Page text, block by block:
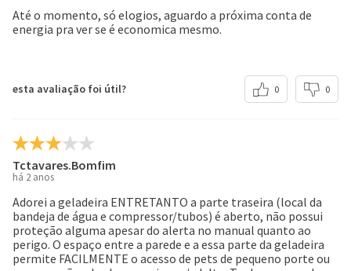
Até o momento, só elogios, aguardo a próxima conta de
energia pra ver se é economica mesmo.
esta avaliação foi útil? 0 0
Tctavares.Bomfim
há 2 anos
Adorei a geladeira ENTRETANTO a parte traseira (local da
bandeja de água e compressor/tubos) é aberto, não possui
proteção alguma apesar do alerta no manual quanto ao
perigo. O espaço entre a parede e a essa parte da geladeira
permite FACILMENTE o acesso de pets de pequeno porte ou